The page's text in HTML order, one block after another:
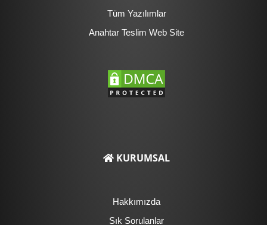
Tüm Yazılımlar
Anahtar Teslim Web Site
KURUMSAL
Hakkımızda
Sık Sorulanlar